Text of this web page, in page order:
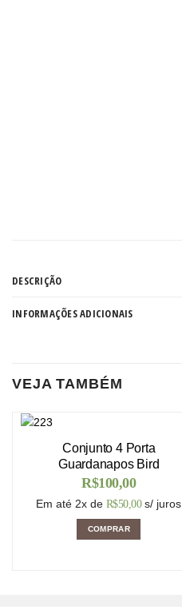
DESCRIÇÃO
INFORMAÇÕES ADICIONAIS
VEJA TAMBÉM
Conjunto 4 Porta
Guardanapos Bird
R$100,00
Em até 2x de R$50,00 s/ juros
COMPRAR